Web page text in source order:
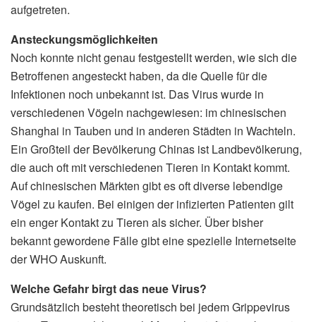
aufgetreten.
Ansteckungsmöglichkeiten
Noch konnte nicht genau festgestellt werden, wie sich die
Betroffenen angesteckt haben, da die Quelle für die
Infektionen noch unbekannt ist. Das Virus wurde in
verschiedenen Vögeln nachgewiesen: im chinesischen
Shanghai in Tauben und in anderen Städten in Wachteln.
Ein Großteil der Bevölkerung Chinas ist Landbevölkerung,
die auch oft mit verschiedenen Tieren in Kontakt kommt.
Auf chinesischen Märkten gibt es oft diverse lebendige
Vögel zu kaufen. Bei einigen der infizierten Patienten gilt
ein enger Kontakt zu Tieren als sicher. Über bisher
bekannt gewordene Fälle gibt eine spezielle Internetseite
der WHO Auskunft.
Welche Gefahr birgt das neue Virus?
Grundsätzlich besteht theoretisch bei jedem Grippevirus